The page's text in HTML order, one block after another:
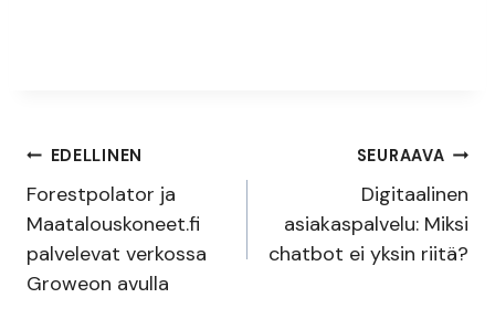
Artikkelien
selaus
EDELLINEN
Forestpolator ja
Maatalouskoneet.fi
palvelevat verkossa
Groweon avulla
SEURAAVA
Digitaalinen
asiakaspalvelu: Miksi
chatbot ei yksin riitä?